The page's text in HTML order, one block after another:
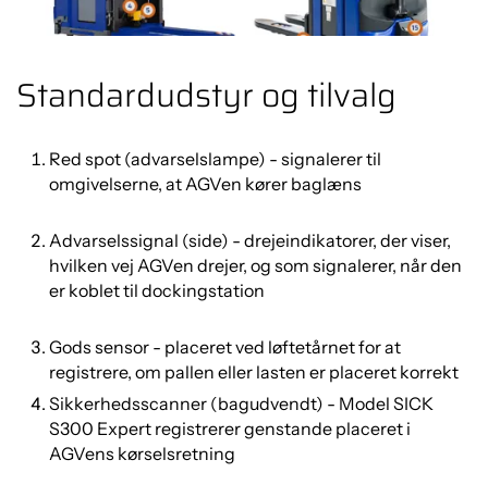
Standardudstyr og tilvalg
Red spot (advarselslampe) - signalerer til
omgivelserne, at AGVen kører baglæns
Advarselssignal (side) - drejeindikatorer, der viser,
hvilken vej AGVen drejer, og som signalerer, når den
er koblet til dockingstation
Gods sensor - placeret ved løftetårnet for at
registrere, om pallen eller lasten er placeret korrekt
Sikkerhedsscanner (bagudvendt) - Model SICK
S300 Expert registrerer genstande placeret i
AGVens kørselsretning